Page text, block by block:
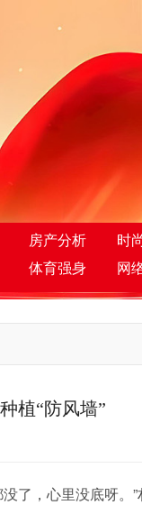
房产分析 时
体育强身 网
植“防风墙”
了，心里没底呀。